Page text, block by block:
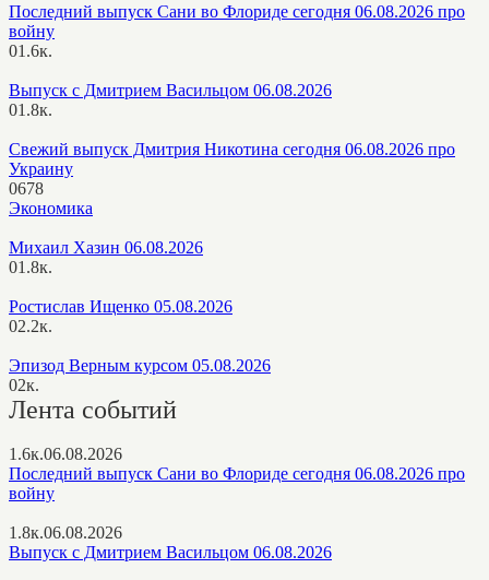
Последний выпуск Сани во Флориде сегодня 06.08.2026 про
войну
01.6к.
Выпуск с Дмитрием Васильцом 06.08.2026
01.8к.
Свежий выпуск Дмитрия Никотина сегодня 06.08.2026 про
Украину
0678
Экономика
Михаил Хазин 06.08.2026
01.8к.
Ростислав Ищенко 05.08.2026
02.2к.
Эпизод Верным курсом 05.08.2026
02к.
Лента событий
1.6к.06.08.2026
Последний выпуск Сани во Флориде сегодня 06.08.2026 про
войну
1.8к.06.08.2026
Выпуск с Дмитрием Васильцом 06.08.2026